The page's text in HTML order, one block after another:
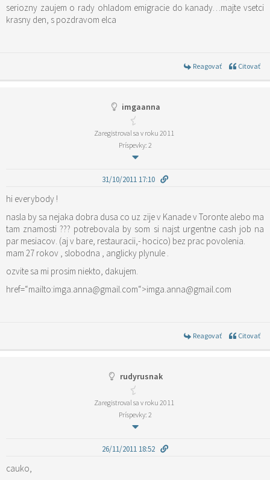
seriozny zaujem o rady ohladom emigracie do kanady…majte vsetci
krasny den, s pozdravom elca
Reagovať Citovať
imgaanna
Zaregistroval sa v roku 2011
Príspevky: 2
31/10/2011 17:10
hi everybody !
nasla by sa nejaka dobra dusa co uz zije v Kanade v Toronte alebo ma
tam znamosti ??? potrebovala by som si najst urgentne cash job na
par mesiacov. (aj v bare, restauracii,- hocico) bez prac povolenia.
mam 27 rokov , slobodna , anglicky plynule .
ozvite sa mi prosim niekto, dakujem.
href=“mailto:imga.anna@gmail.com“>imga.anna@gmail.com
Reagovať Citovať
rudyrusnak
Zaregistroval sa v roku 2011
Príspevky: 2
26/11/2011 18:52
cauko,